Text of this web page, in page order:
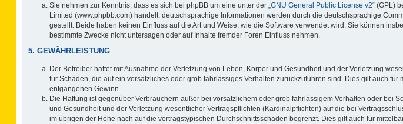
Sie nehmen zur Kenntnis, dass es sich bei phpBB um eine unter der „ GNU General Public License v2“ (GPL)
Limited (www.phpbb.com) handelt; deutschsprachige Informationen werden durch die deutschsprachige
gestellt. Beide haben keinen Einfluss auf die Art und Weise, wie die Software verwendet wird. Sie können
bestimmte Zwecke nicht untersagen oder auf Inhalte fremder Foren Einfluss nehmen.
5. GEWÄHRLEISTUNG
Der Betreiber haftet mit Ausnahme der Verletzung von Leben, Körper und Gesundheit und der Verletzung
für Schäden, die auf ein vorsätzliches oder grob fahrlässiges Verhalten zurückzuführen sind. Dies gilt auch
entgangenen Gewinn.
Die Haftung ist gegenüber Verbrauchern außer bei vorsätzlichem oder grob fahrlässigem Verhalten oder bei
und Gesundheit und der Verletzung wesentlicher Vertragspflichten (Kardinalpflichten) auf die bei
im übrigen der Höhe nach auf die vertragstypischen Durchschnittsschäden begrenzt. Dies gilt auch für